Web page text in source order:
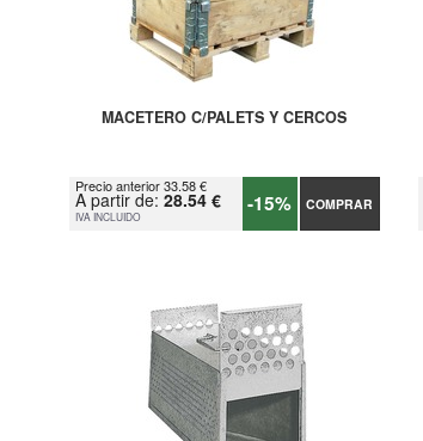
MACETERO C/PALETS Y CERCOS
Precio anterior 33.58 €
A partir de: 28.54 €
IVA INCLUIDO -15% COMPRAR